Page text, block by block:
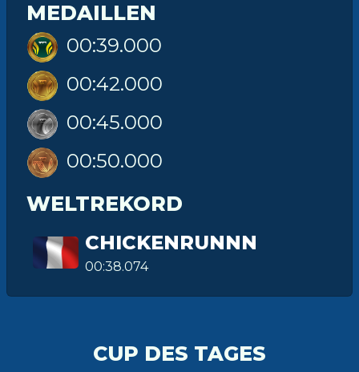
MEDAILLEN
00:39.000
00:42.000
00:45.000
00:50.000
WELTREKORD
CHICKENRUNNN
00:38.074
CUP DES TAGES